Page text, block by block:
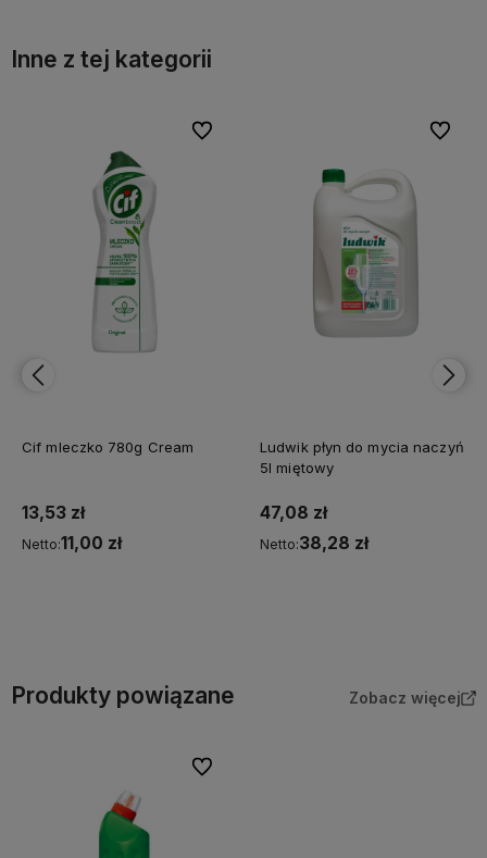
Inne z tej kategorii
Ludwik płyn do mycia naczyń
47,08 zł
Netto:38,28 zł
Ajax płyn - Floral Fiesta Polne
Kwiaty 5l
48,76 zł
Netto:39,64 zł
Produkty powiązane Zobacz więcej
Do ulubionych